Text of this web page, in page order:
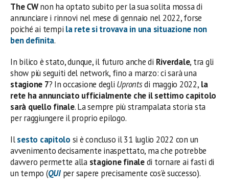
The CWnon ha optato subito per la sua solita mossa di
annunciare i rinnovi nel mese di gennaio nel 2022, forse
poiché ai tempi la rete si trovava in una situazione non
ben definita.
In bilico è stato, dunque, il futuro anche di Riverdale, tra gli
show più seguiti del network, fino a marzo: ci sarà una
stagione 7? In occasione degli Uprontsdi maggio 2022, la
rete ha annunciato ufficialmente che il settimo capitolo
sarà quello finale. La sempre più strampalata storia sta
per raggiungere il proprio epilogo.
Ilsesto capitolo si è concluso il 31 luglio 2022 con un
avvenimento decisamente inaspettato, ma che potrebbe
davvero permette alla stagione finaledi tornare ai fasti di
un tempo (QUIper sapere precisamente cos’è successo).